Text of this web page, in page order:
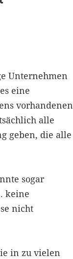
Unternehmen
eine
vorhandenen
alle
geben, die alle
sogar
keine
nicht
in zu vielen